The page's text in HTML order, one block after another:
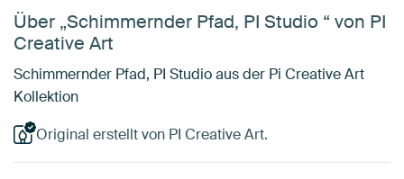
Über „Schimmernder Pfad, PI Studio “ von PI
Creative Art
Schimmernder Pfad, PI Studio aus der Pi Creative Art
Kollektion
Original erstellt von PI Creative Art.